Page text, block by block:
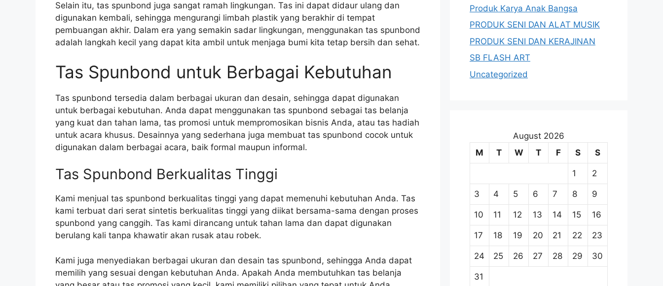
Selain itu, tas spunbond juga sangat ramah lingkungan. Tas ini dapat didaur ulang dan
digunakan kembali, sehingga mengurangi limbah plastik yang berakhir di tempat
pembuangan akhir. Dalam era yang semakin sadar lingkungan, menggunakan tas spunbond
adalah langkah kecil yang dapat kita ambil untuk menjaga bumi kita tetap bersih dan sehat.
Tas Spunbond untuk Berbagai Kebutuhan
Tas spunbond tersedia dalam berbagai ukuran dan desain, sehingga dapat digunakan
untuk berbagai kebutuhan. Anda dapat menggunakan tas spunbond sebagai tas belanja
yang kuat dan tahan lama, tas promosi untuk mempromosikan bisnis Anda, atau tas hadiah
untuk acara khusus. Desainnya yang sederhana juga membuat tas spunbond cocok untuk
digunakan dalam berbagai acara, baik formal maupun informal.
Tas Spunbond Berkualitas Tinggi
Kami menjual tas spunbond berkualitas tinggi yang dapat memenuhi kebutuhan Anda. Tas
kami terbuat dari serat sintetis berkualitas tinggi yang diikat bersama-sama dengan proses
spunbond yang canggih. Tas kami dirancang untuk tahan lama dan dapat digunakan
berulang kali tanpa khawatir akan rusak atau robek.
Kami juga menyediakan berbagai ukuran dan desain tas spunbond, sehingga Anda dapat
memilih yang sesuai dengan kebutuhan Anda. Apakah Anda membutuhkan tas belanja
Produk Karya Anak Bangsa
PRODUK SENI DAN ALAT MUSIK
PRODUK SENI DAN KERAJINAN
SB FLASH ART
Uncategorized
August 2026
M
T W T F S S
1 2
3 4 5 6 7 8 9
10 11 12 13 14 15 16
17 18 19 20 21 22 23
24 25 26 27 28 29 30
31